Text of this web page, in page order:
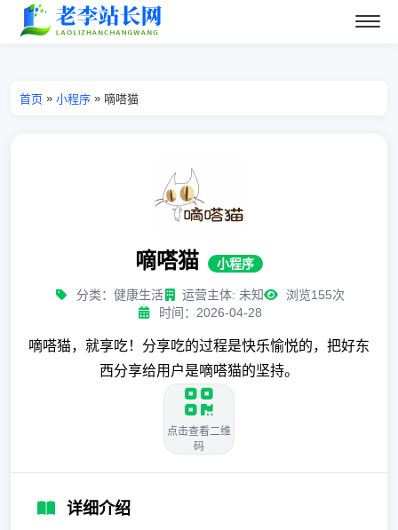
首页 » 小程序 » 嘀嗒猫
嘀嗒猫 小程序
分类：健康生活 运营主体: 未知
浏览155次
时间：2026-04-28
嘀嗒猫，就享吃！分享吃的过程是快乐愉悦的，把好东
西分享给用户是嘀嗒猫的坚持。
点击查看二维
码
详细介绍